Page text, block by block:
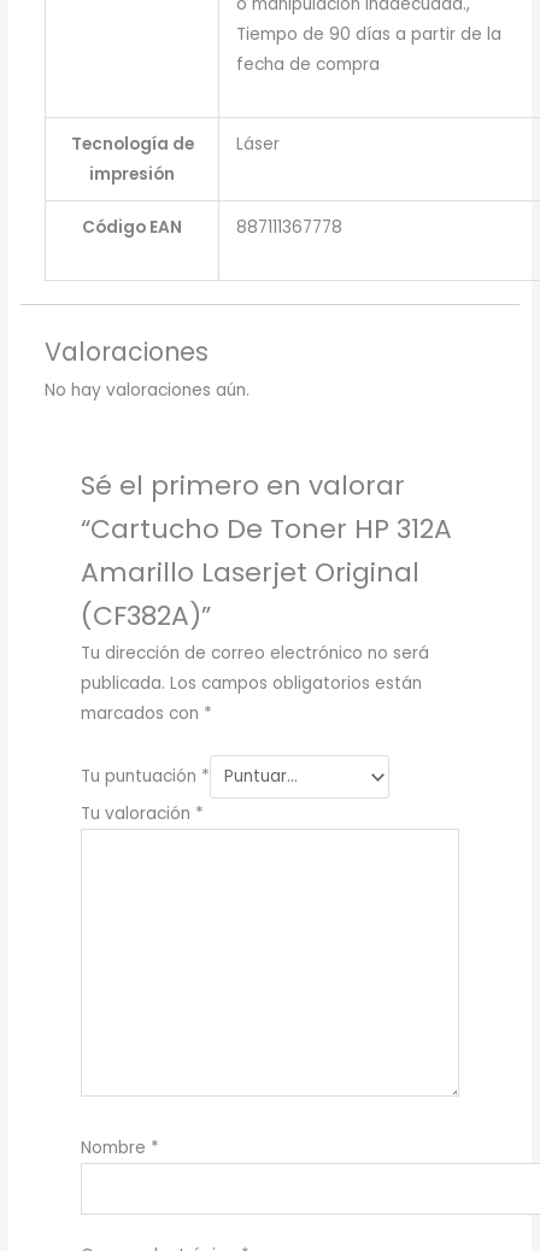
Tiempo de 90 días a partir de la
fecha de compra
Tecnología de
impresión
Láser
Código EAN 887111367778
Valoraciones
No hay valoraciones aún.
Sé el primero en valorar
“Cartucho De Toner HP 312A
Amarillo Laserjet Original
(CF382A)”
Tu dirección de correo electrónico no será
publicada. Los campos obligatorios están
marcados con *
Tu puntuación *
Tu valoración *
Nombre *